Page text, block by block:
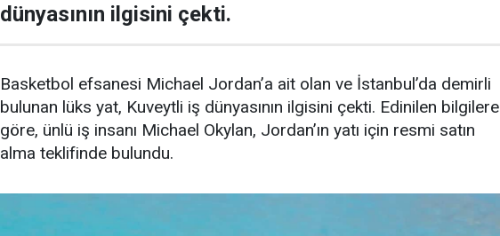
dünyasının ilgisini çekti.
Basketbol efsanesi Michael Jordan’a ait olan ve İstanbul’da demirli
bulunan lüks yat, Kuveytli iş dünyasının ilgisini çekti. Edinilen bilgilere
göre, ünlü iş insanı Michael Okylan, Jordan’ın yatı için resmi satın
alma teklifinde bulundu.